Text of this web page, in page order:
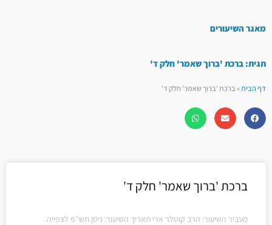
מאגר השיעורים
תגית: ברכת 'ברוך שאמר' חלק ד'
דף הבית»ברכת 'ברוך שאמר' חלק ד'
ברכת 'ברוך שאמר' חלק ד'
מעביר השיעור: הרב קוטלר ארי תאריך השיעור: ניסן תש"פ לצפייה